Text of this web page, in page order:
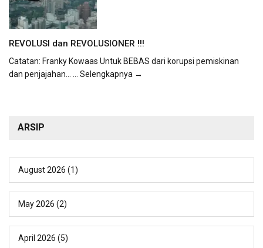
REVOLUSI dan REVOLUSIONER !!!
Catatan: Franky Kowaas Untuk BEBAS dari korupsi pemiskinan
dan penjajahan...
... Selengkapnya →
ARSIP
August 2026 (1)
May 2026 (2)
April 2026 (5)